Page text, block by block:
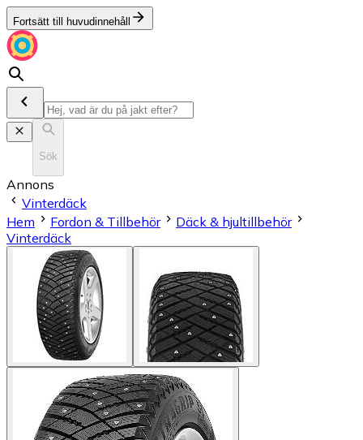
Fortsätt till huvudinnehåll
Sök
Annons
Vinterdäck
Hem
Fordon & Tillbehör
Däck & hjultillbehör
Vinterdäck